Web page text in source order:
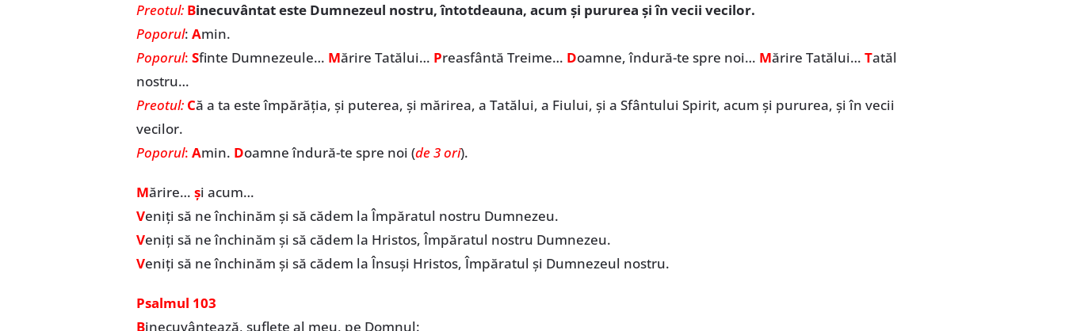
Preotul: Binecuvântat este Dumnezeul nostru, întotdeauna, acum și pururea și în vecii vecilor.
Poporul: Amin.
Poporul: Sfinte Dumnezeule… Mărire Tatălui… Preasfântă Treime… Doamne, îndură-te spre noi… Mărire Tatălui… Tatăl
nostru…
Preotul: Că a ta este împărăția, și puterea, și mărirea, a Tatălui, a Fiului, și a Sfântului Spirit, acum și pururea, și în vecii
vecilor.
Poporul: Amin. Doamne îndură-te spre noi (de 3 ori).
Mărire… și acum…
Veniți să ne închinăm și să cădem la Împăratul nostru Dumnezeu.
Veniți să ne închinăm și să cădem la Hristos, Împăratul nostru Dumnezeu.
Veniți să ne închinăm și să cădem la Însuși Hristos, Împăratul și Dumnezeul nostru.
Psalmul 103
Binecuvântează, suflete al meu, pe Domnul: